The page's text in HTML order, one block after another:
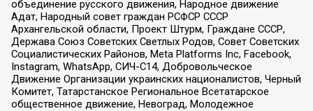
объединение русского движения, Народное движение
Адат, Народный совет граждан РСФСР СССР
Архангельской области, Проект Штурм, Граждане СССР,
Держава Союз Советских Светлых Родов, Совет Советских
Социалистических Районов, Meta Platforms Inc, Facebook,
Instagram, WhatsApp, СИЧ-С14, Добровольческое
Движение Организации украинских националистов, Черный
Комитет, Татарстанское Региональное Всетатарское
общественное движение, Невоград, Молодежное